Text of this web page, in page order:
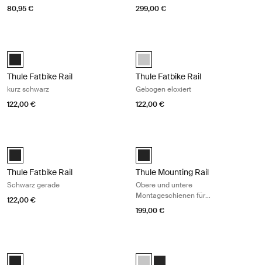
80,95 €
299,00 €
Black (selected)
Thule Fatbike Rail
kurz schwarz
122,00 €
anodised (selected)
Thule Fatbike Rail
Gebogen eloxiert
122,00 €
Black (selected)
Thule Fatbike Rail
Schwarz gerade
122,00 €
Thule Mounting Rail | Top +
Thule Mounting Rail
Obere und untere
Montageschienen für
Ducato/Jumper/Boxer ab 2007
199,00 €
Thule VeloTrack 3rd rail Schwarz (selected)Thule Bike Holder 3 with
Thule Bike Holder 3 with